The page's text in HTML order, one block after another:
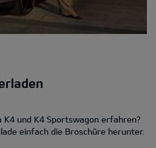
K4 und K4 Sportswagon erfahren?
einfach die Broschüre herunter.